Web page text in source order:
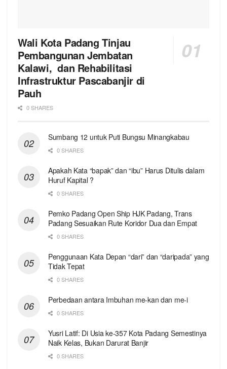
Wali Kota Padang Tinjau
Pembangunan Jembatan
Kalawi, dan Rehabilitasi
Infrastruktur Pascabanjir di
Pauh
0 SHARES
Sumbang 12 untuk Puti Bungsu Minangkabau
0 SHARES
Apakah Kata “bapak” dan “ibu” Harus Ditulis dalam
Huruf Kapital ?
0 SHARES
Pemko Padang Open Ship HJK Padang, Trans
Padang Sesuaikan Rute Koridor Dua dan Empat
0 SHARES
Penggunaan Kata Depan “dari” dan “daripada” yang
Tidak Tepat
0 SHARES
Perbedaan antara Imbuhan me-kan dan me-i
0 SHARES
Yusri Latif: Di Usia ke-357 Kota Padang Semestinya
Naik Kelas, Bukan Darurat Banjir
0 SHARES